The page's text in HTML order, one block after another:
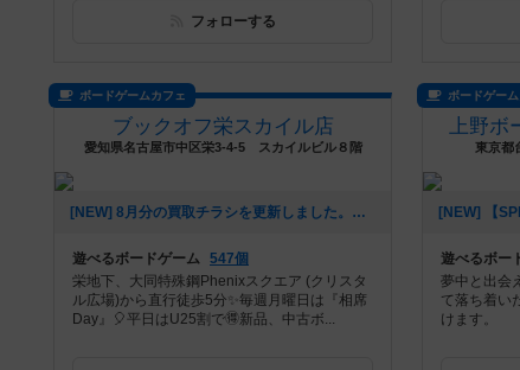
フォローする
ボードゲームカフェ
ブックオフ栄スカイル店
愛知県名古屋市中区栄3-4-5 スカイルビル８階
[NEW] 8月分の買取チラシを更新しました。（2026年07月27日 17時53分）
遊べるボードゲーム 547個
栄地下、大同特殊鋼Phenixスクエア (クリスタ
ル広場)から直行徒歩5分✨毎週月曜日は『相席
Day』🎈平日はU25割で🉐新品、中古ボ...
ボードゲーム
上野
東京都
遊べるボー
夢中と出会
て落ち着い
けます。